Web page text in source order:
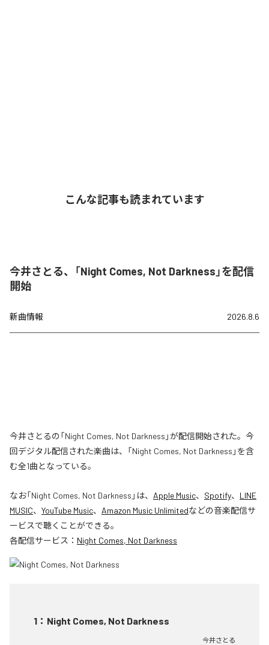
こんな記事も読まれています
今井さとる、「Night Comes, Not Darkness」を配信
開始
新曲情報 2026.8.6
今井さとるの「Night Comes, Not Darkness」が配信開始された。今
回デジタル配信された楽曲は、「Night Comes, Not Darkness」を含
む全1曲となっている。
なお「Night Comes, Not Darkness 」は、 Apple Music、 Spotify、 LINE
MUSIC、 YouTube Music、 Amazon Music Unlimitedなどの音楽配信サ
ービスで聴くことができる。
各配信サービス： Night Comes, Not Darkness
1 ： Night Comes, Not Darkness
今井さとる